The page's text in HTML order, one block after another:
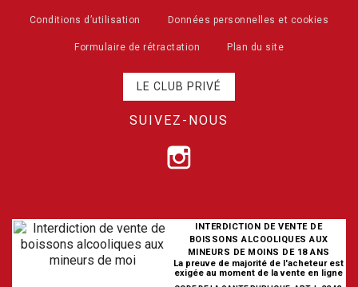
Conditions d’utilisation Données personnelles et cookies
Formulaire de rétractation Plan du site
LE CLUB PRIVÉ
SUIVEZ-NOUS
INTERDICTION DE VENTE DE
BOISSONS ALCOOLIQUES AUX
MINEURS DE MOINS DE 18 ANS
La preuve de majorité de l'acheteur est
exigée au moment de la vente en ligne